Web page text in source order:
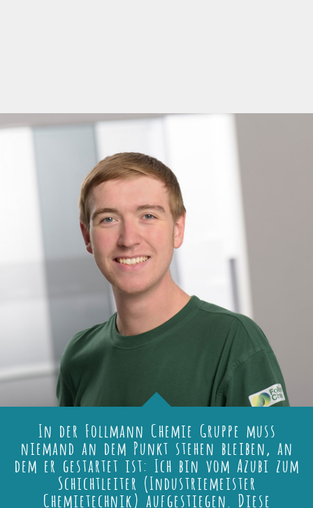
In der Follmann Chemie Gruppe muss
niemand an dem Punkt stehen bleiben, an
dem er gestartet ist: Ich bin vom Azubi zum
Schichtleiter (Industriemeister
Chemietechnik) aufgestiegen. Diese